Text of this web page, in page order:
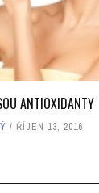
ANTIOXIDANTY
ŘÍJEN 13, 2016